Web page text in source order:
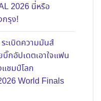
2026 นี่หรือ
รุง!
ะเบิดความมันส์
กอัปเดตเอาใจแฟน
ชมป์โลก
World Finals